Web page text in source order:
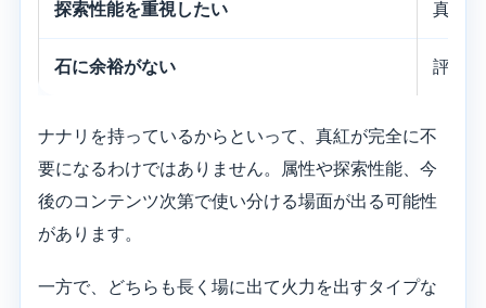
探索性能を重視したい 真紅
石に余裕がない 評価
ナナリを持っているからといって、真紅が完全に不
要になるわけではありません。属性や探索性能、今
後のコンテンツ次第で使い分ける場面が出る可能性
があります。
一方で、どちらも長く場に出て火力を出すタイプな